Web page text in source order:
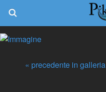
« precedente in galleria